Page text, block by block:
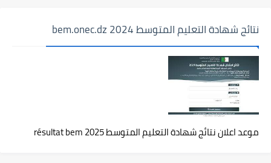
نتائج شهادة التعليم المتوسط 2024 bem.onec.dz
موعد اعلان نتائج شهادة التعليم المتوسط 2025 résultat bem